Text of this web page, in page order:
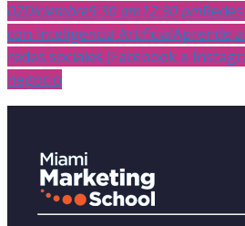
02Diciembre9:30 am12:30 pm
con Inteligencia ArtificialAprende
redes sociales (Facebook e
negocio